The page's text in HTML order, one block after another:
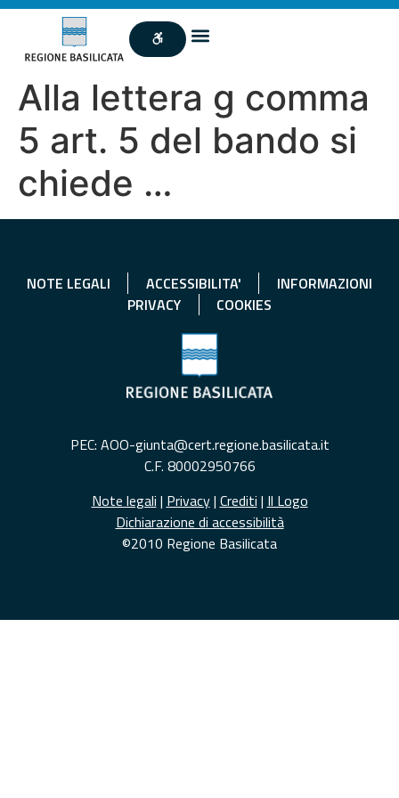
Alla lettera g comma
5 art. 5 del bando si
chiede …
NOTE LEGALI ACCESSIBILITA'
INFORMAZIONI
PRIVACY
COOKIES
PEC: AOO-giunta@cert.regione.basilicata.it
C.F. 80002950766
Note legali | Privacy| Crediti | Il Logo
Dichiarazione di accessibilità
©2010 Regione Basilicata